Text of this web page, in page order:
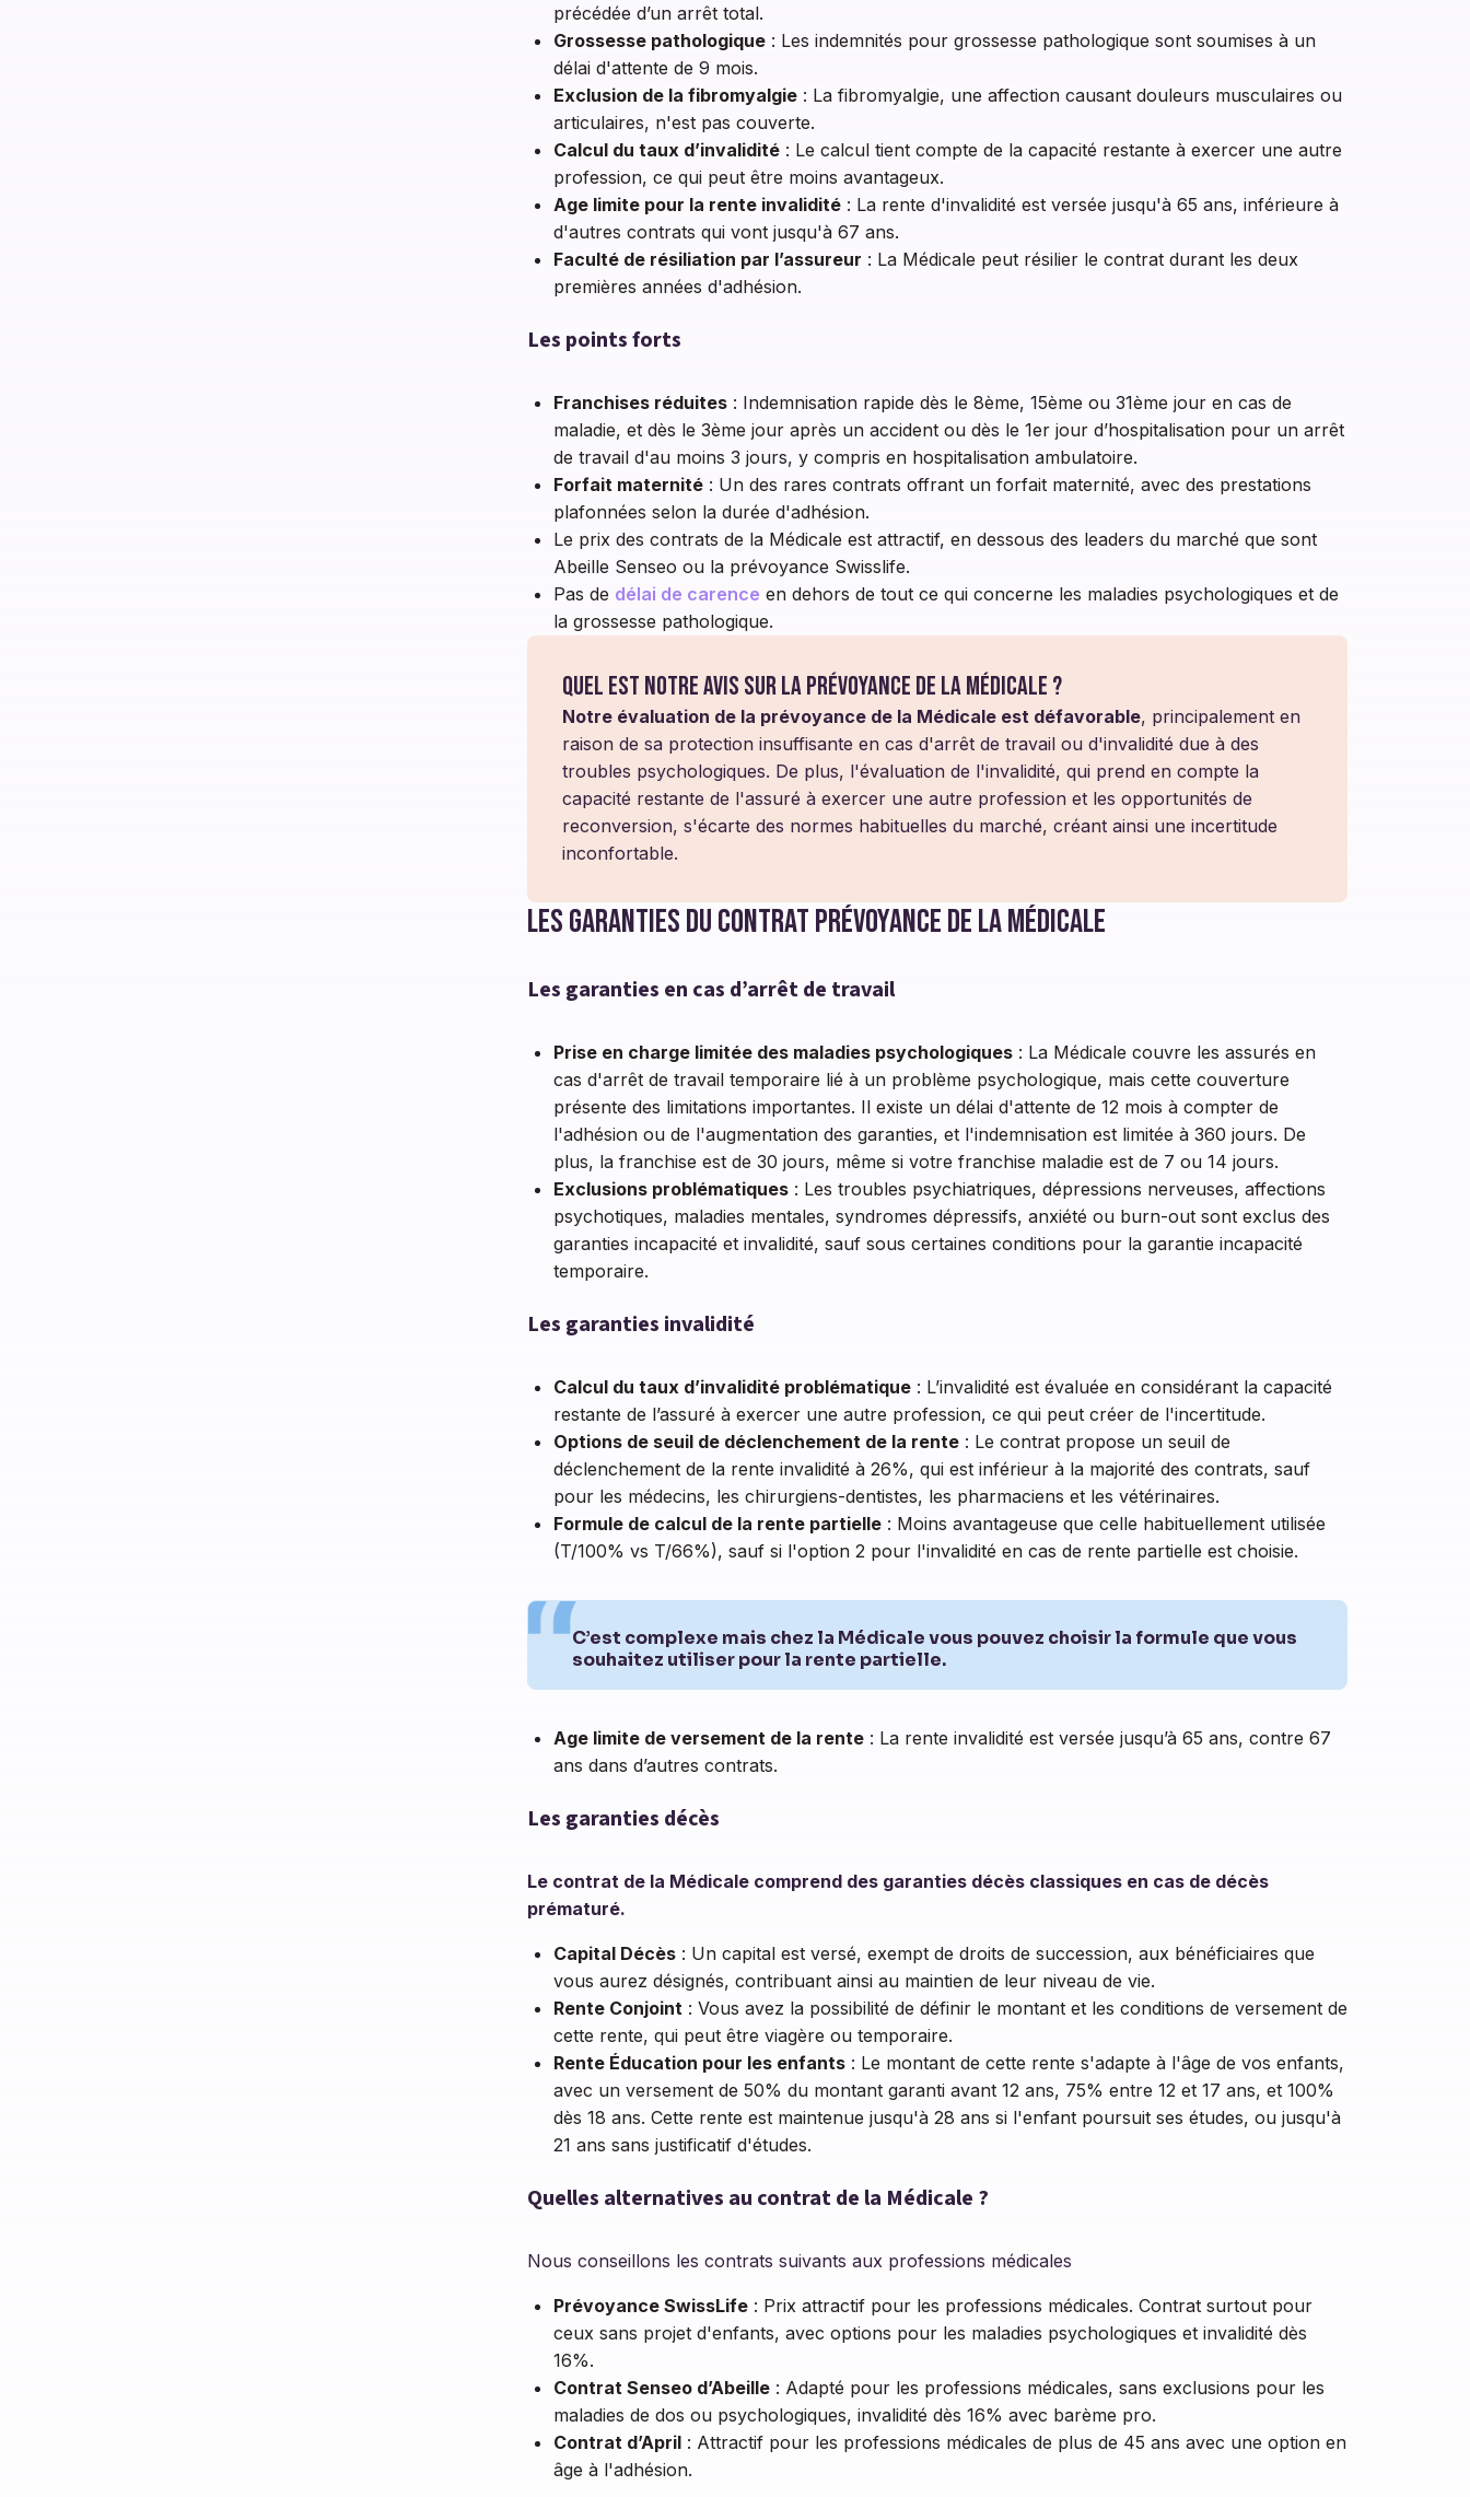
précédée d’un arrêt total.
Grossesse pathologique: Les indemnités pour grossesse pathologique sont soumises à un
délai d'attente de 9 mois.
Exclusion de la fibromyalgie: La fibromyalgie, une affection causant douleurs musculaires ou
articulaires, n'est pas couverte.
Calcul du taux d’invalidité: Le calcul tient compte de la capacité restante à exercer une autre
profession, ce qui peut être moins avantageux.
Age limite pour la rente invalidité: La rente d'invalidité est versée jusqu'à 65 ans, inférieure à
d'autres contrats qui vont jusqu'à 67 ans.
Faculté de résiliation par l’assureur : La Médicale peut résilier le contrat durant les deux
premières années d'adhésion.
Les points forts
Franchises réduites: Indemnisation rapide dès le 8ème, 15ème ou 31ème jour en cas de
maladie, et dès le 3ème jour après un accident ou dès le 1er jour d’hospitalisation pour un arrêt
de travail d'au moins 3 jours, y compris en hospitalisation ambulatoire.
Forfait maternité: Un des rares contrats offrant un forfait maternité, avec des prestations
plafonnées selon la durée d'adhésion.
Le prix des contrats de la Médicale est attractif, en dessous des leaders du marché que sont
Abeille Senseo ou la prévoyance Swisslife.
Pas de délai de carence en dehors de tout ce qui concerne les maladies psychologiques et de
la grossesse pathologique.
Quel est notre avis sur la prévoyance de la Médicale ?
Notre évaluation de la prévoyance de la Médicale est défavorable, principalement en
raison de sa protection insuffisante en cas d'arrêt de travail ou d'invalidité due à des
troubles psychologiques. De plus, l'évaluation de l'invalidité, qui prend en compte la
capacité restante de l'assuré à exercer une autre profession et les opportunités de
reconversion, s'écarte des normes habituelles du marché, créant ainsi une incertitude
inconfortable.
Les garanties du contrat prévoyance de la Médicale
Les garanties en cas d’arrêt de travail
Prise en charge limitée des maladies psychologiques: La Médicale couvre les assurés en
cas d'arrêt de travail temporaire lié à un problème psychologique, mais cette couverture
présente des limitations importantes. Il existe un délai d'attente de 12 mois à compter de
l'adhésion ou de l'augmentation des garanties, et l'indemnisation est limitée à 360 jours. De
plus, la franchise est de 30 jours, même si votre franchise maladie est de 7 ou 14 jours.
Exclusions problématiques: Les troubles psychiatriques, dépressions nerveuses, affections
psychotiques, maladies mentales, syndromes dépressifs, anxiété ou burn-out sont exclus des
garanties incapacité et invalidité, sauf sous certaines conditions pour la garantie incapacité
temporaire.
Les garanties invalidité
Calcul du taux d’invalidité problématique: L’invalidité est évaluée en considérant la capacité
restante de l’assuré à exercer une autre profession, ce qui peut créer de l'incertitude.
Options de seuil de déclenchement de la rente: Le contrat propose un seuil de
déclenchement de la rente invalidité à 26%, qui est inférieur à la majorité des contrats, sauf
pour les médecins, les chirurgiens-dentistes, les pharmaciens et les vétérinaires.
Formule de calcul de la rente partielle: Moins avantageuse que celle habituellement utilisée
(T/100% vs T/66%), sauf si l'option 2 pour l'invalidité en cas de rente partielle est choisie.
C’est complexe mais chez la Médicale vous pouvez choisir la formule que vous
souhaitez utiliser pour la rente partielle.
Age limite de versement de la rente: La rente invalidité est versée jusqu’à 65 ans, contre 67
ans dans d’autres contrats.
Les garanties décès
Le contrat de la Médicale comprend des garanties décès classiques en cas de décès
prématuré.
Capital Décès: Un capital est versé, exempt de droits de succession, aux bénéficiaires que
vous aurez désignés, contribuant ainsi au maintien de leur niveau de vie.
Rente Conjoint: Vous avez la possibilité de définir le montant et les conditions de versement de
cette rente, qui peut être viagère ou temporaire.
Rente Éducation pour les enfants: Le montant de cette rente s'adapte à l'âge de vos enfants,
avec un versement de 50% du montant garanti avant 12 ans, 75% entre 12 et 17 ans, et 100%
dès 18 ans. Cette rente est maintenue jusqu'à 28 ans si l'enfant poursuit ses études, ou jusqu'à
21 ans sans justificatif d'études.
Quelles alternatives au contrat de la Médicale ?
Nous conseillons les contrats suivants aux professions médicales
Prévoyance SwissLife: Prix attractif pour les professions médicales. Contrat surtout pour
ceux sans projet d'enfants, avec options pour les maladies psychologiques et invalidité dès
16%.
Contrat Senseo d’Abeille: Adapté pour les professions médicales, sans exclusions pour les
maladies de dos ou psychologiques, invalidité dès 16% avec barème pro.
Contrat d’April: Attractif pour les professions médicales de plus de 45 ans avec une option en
âge à l'adhésion.